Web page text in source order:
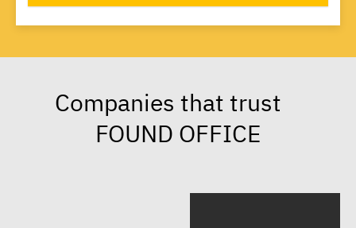
Companies that trust
FOUND OFFICE